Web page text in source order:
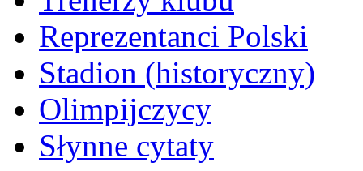
Reprezentanci Polski
Stadion (historyczny)
Olimpijczycy
Słynne cytaty